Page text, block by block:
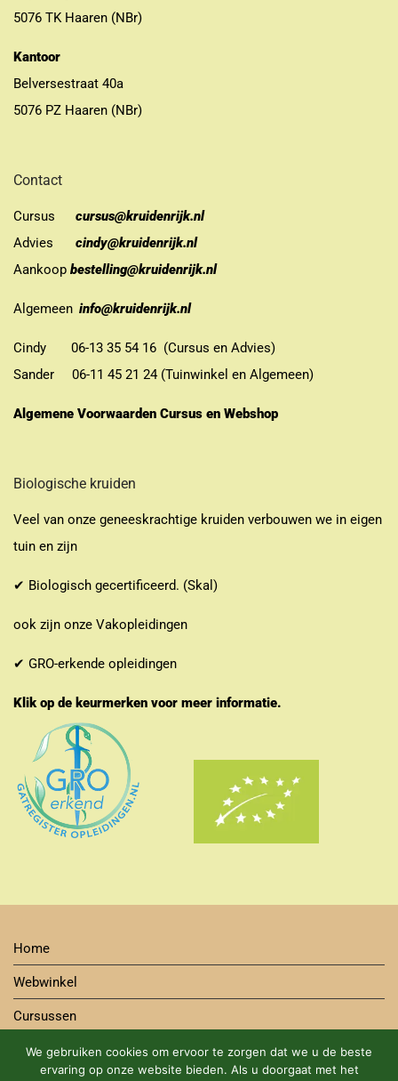
5076 TK Haaren (NBr)
Kantoor
Belversestraat 40a
5076 PZ Haaren (NBr)
Contact
Cursus
cursus@kruidenrijk.nl
Advies
cindy@kruidenrijk.nl
Aankoop bestelling@kruidenrijk.nl
Algemeen info@kruidenrijk.nl
Cindy 06-13 35 54 16 (Cursus en Advies)
Sander 06-11 45 21 24 (Tuinwinkel en Algemeen)
Algemene Voorwaarden Cursus en Webshop
Biologische kruiden
Veel van onze geneeskrachtige kruiden verbouwen we in eigen
tuin en zijn
✔ Biologisch gecertificeerd. (Skal)
ook zijn onze Vakopleidingen
✔ GRO-erkende opleidingen
Klik op de keurmerken voor meer informatie.
Home
Webwinkel
Cursussen
Contact
We gebruiken cookies om ervoor te zorgen dat we u de beste
ervaring op onze website bieden. Als u doorgaat met het